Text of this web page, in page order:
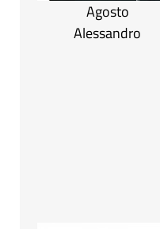
Agosto
Alessandro